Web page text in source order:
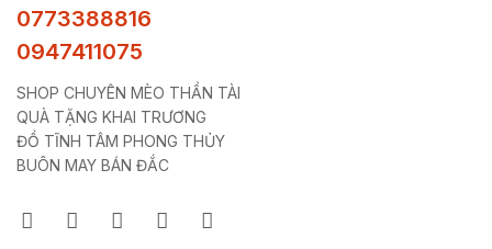
0773388816
0947411075
SHOP CHUYÊN MÈO THẦN TÀI
QUÀ TẶNG KHAI TRƯƠNG
ĐỒ TĨNH TÂM PHONG THỦY
BUÔN MAY BÁN ĐẮC